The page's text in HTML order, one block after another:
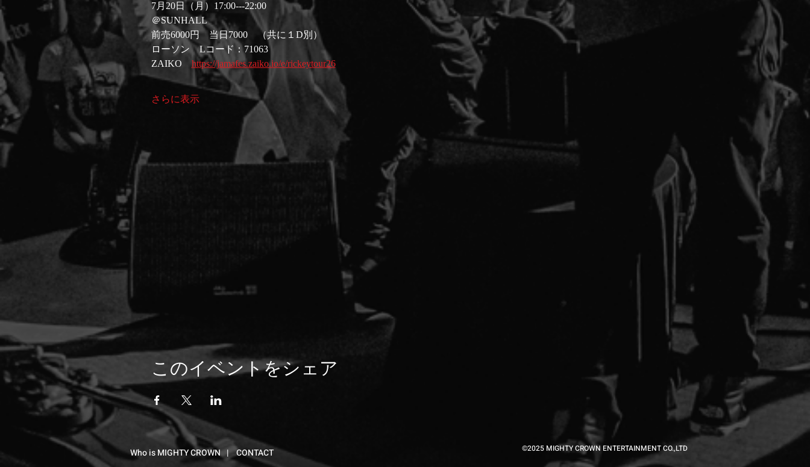
7月20日（月）17:00---22:00
＠SUNHALL
前売6000円　当日7000　（共に１D別）
ローソン　Lコード：71063
ZAIKO https://jamafes.zaiko.io/e/rickeytour26
さらに表示
このイベントをシェア
Who is MIGHTY CROWN | CONTACT ©2025 MIGHTY CROWN ENTERTAINMENT CO.,LTD